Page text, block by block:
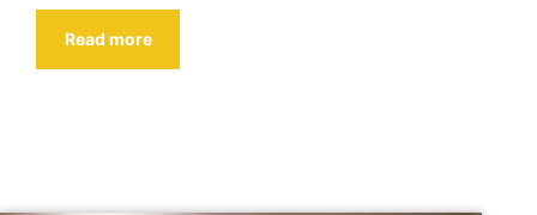
Read more